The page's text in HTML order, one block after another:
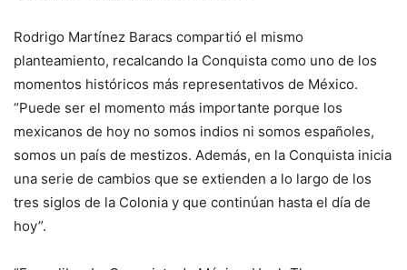
Rodrigo Martínez Baracs compartió el mismo
planteamiento, recalcando la Conquista como uno de los
momentos históricos más representativos de México.
“Puede ser el momento más importante porque los
mexicanos de hoy no somos indios ni somos españoles,
somos un país de mestizos. Además, en la Conquista inicia
una serie de cambios que se extienden a lo largo de los
tres siglos de la Colonia y que continúan hasta el día de
hoy”.